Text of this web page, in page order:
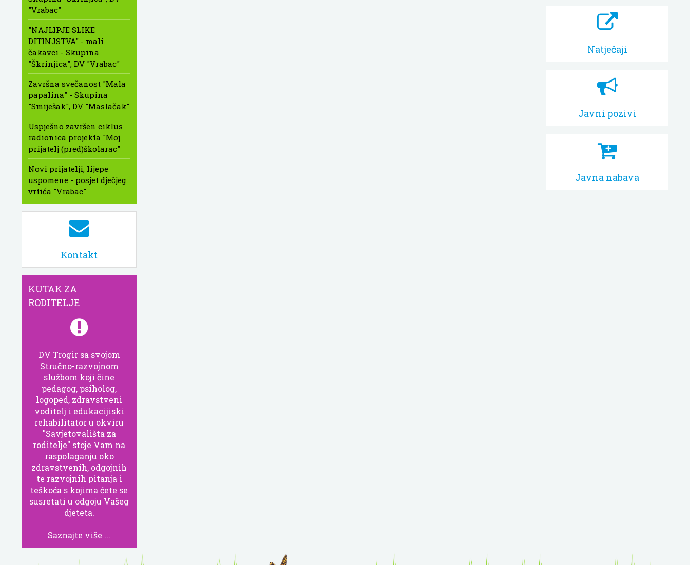
"Vrabac"
"NAJLIPJE SLIKE
DITINJSTVA" - mali
čakavci - Skupina
"Škrinjica", DV "Vrabac"
Završna svečanost "Mala
papalina" - Skupina
"Smiješak", DV "Maslačak"
Uspješno završen ciklus
radionica projekta "Moj
prijatelj (pred)školarac"
Novi prijatelji, lijepe
uspomene - posjet dječjeg
vrtića "Vrabac"
Kontakt
KUTAK ZA
RODITELJE
DV Trogir sa svojom
Stručno-razvojnom
službom koji čine
pedagog, psiholog,
logoped, zdravstveni
voditelj i edukacijiski
rehabilitator u okviru
"Savjetovališta za
roditelje" stoje Vam na
raspolaganju oko
zdravstvenih, odgojnih
te razvojnih pitanja i
teškoća s kojima ćete se
susretati u odgoju Vašeg
djeteta.
Saznajte više ...
Natječaji
Javni pozivi
Javna nabava